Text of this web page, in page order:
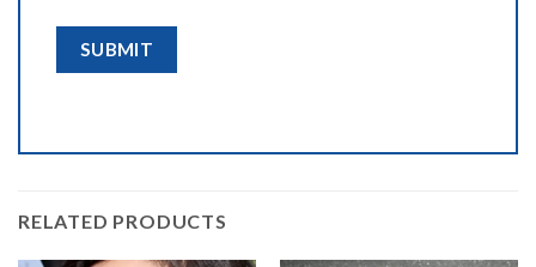
RELATED PRODUCTS